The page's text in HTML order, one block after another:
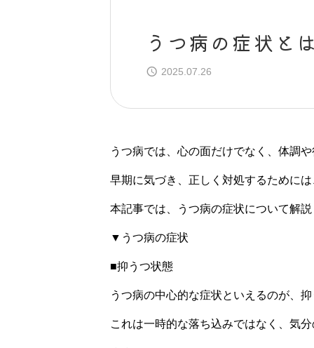
うつ病の症状と
2025.07.26
うつ病では、心の面だけでなく、体調
早期に気づき、正しく対処するために
本記事では、うつ病の症状について解
▼うつ病の症状
■抑うつ状態
うつ病の中心的な症状といえるのが、
これは一時的な落ち込みではなく、気